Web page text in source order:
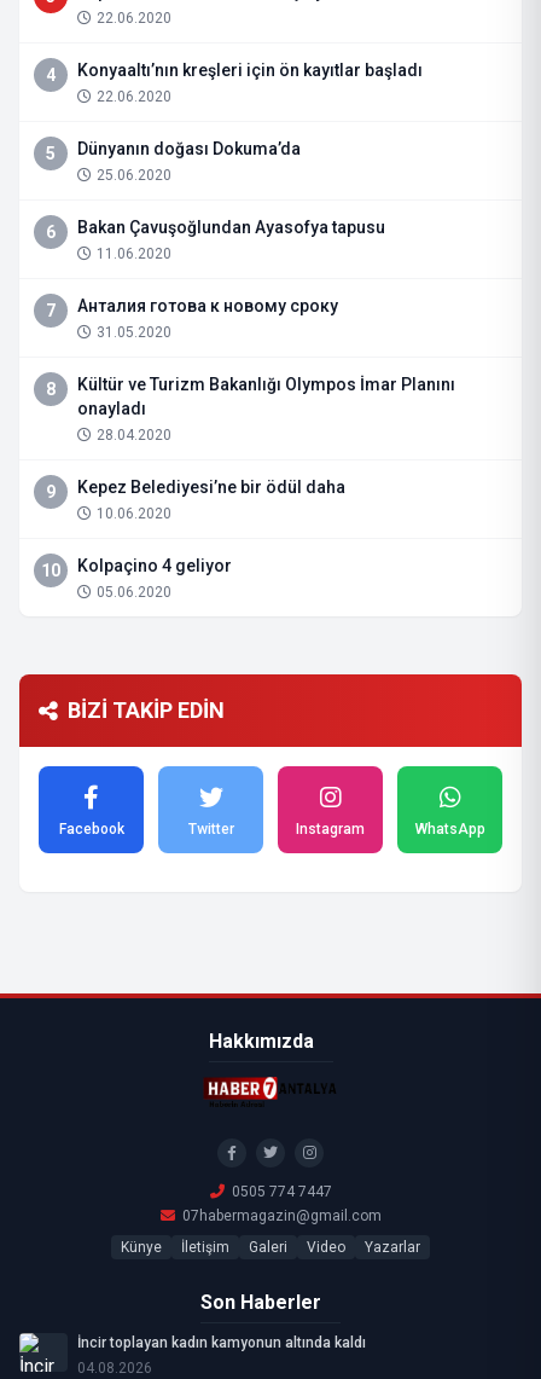
22.06.2020
4 Konyaaltı’nın kreşleri için ön kayıtlar başladı
22.06.2020
5 Dünyanın doğası Dokuma’da
25.06.2020
6 Bakan Çavuşoğlundan Ayasofya tapusu
11.06.2020
7 Анталия готова к новому сроку
31.05.2020
8
Kültür ve Turizm Bakanlığı Olympos İmar Planını
onayladı
28.04.2020
9 Kepez Belediyesi’ne bir ödül daha
10.06.2020
10 Kolpaçino 4 geliyor
05.06.2020
BİZİ TAKİP EDİN
Facebook Twitter Instagram WhatsApp
Hakkımızda
0505 774 7447
07habermagazin@gmail.com
Künye
İletişim Galeri Video Yazarlar
Son Haberler
İncir toplayan kadın kamyonun altında kaldı
04.08.2026